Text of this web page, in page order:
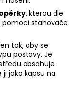
, kterou dle
stahovače
tak, aby se
postavy. Je
obsahuje
ji jako kapsu na